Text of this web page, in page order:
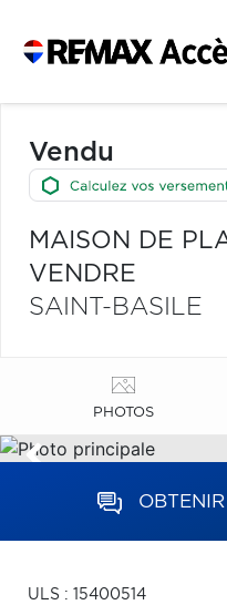
Vendu
MAISON DE
VENDRE
SAINT-BASILE
PHOTOS
ULS : 15400514